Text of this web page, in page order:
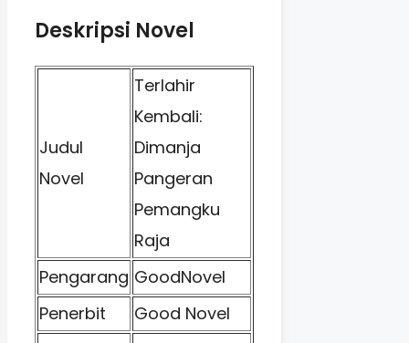
Deskripsi Novel
Judul
Novel
Terlahir
Kembali:
Dimanja
Pangeran
Pemangku
Raja
Pengarang GoodNovel
Penerbit
Good Novel